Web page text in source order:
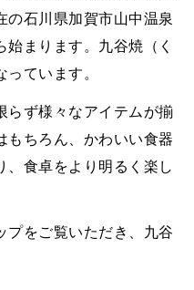
の石川県加賀市山中温泉
まります。九谷焼（く
ています。
らず様々なアイテムが揃
もちろん、かわいい食器
、食卓をより明るく楽し
プをご覧いただき、九谷